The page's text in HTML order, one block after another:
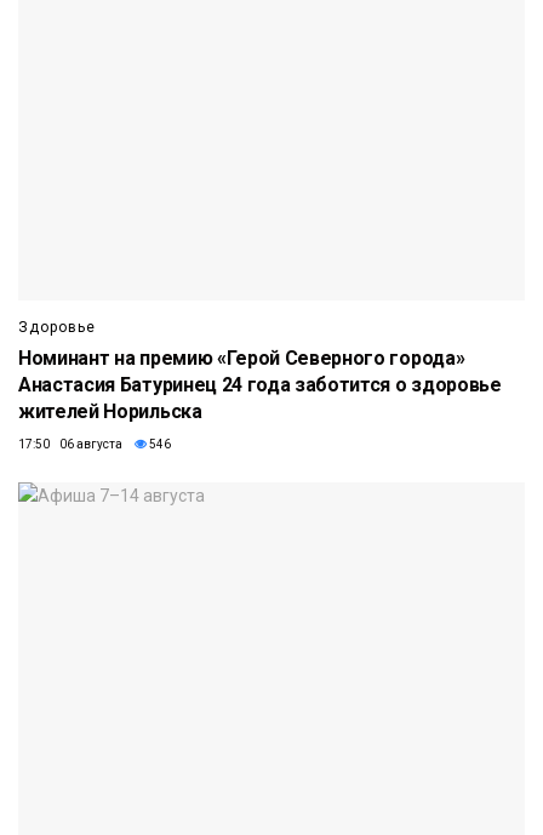
Здоровье
Номинант на премию «Герой Северного города»
Анастасия Батуринец 24 года заботится о здоровье
жителей Норильска
17:50 06 августа 546